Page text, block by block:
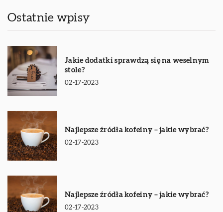
Ostatnie wpisy
Jakie dodatki sprawdzą się na weselnym
stole?
02-17-2023
Najlepsze źródła kofeiny – jakie wybrać?
02-17-2023
Najlepsze źródła kofeiny – jakie wybrać?
02-17-2023